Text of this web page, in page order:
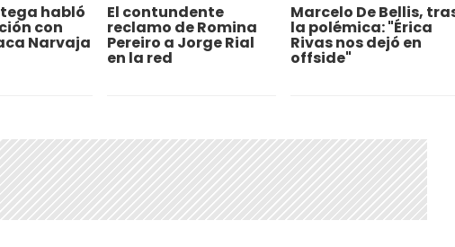
habló
con
Narvaja
El contundente
reclamo de Romina
Pereiro a Jorge Rial
en la red
Marcelo De Bellis,
la polémica: "Érica
Rivas nos dejó en
offside"